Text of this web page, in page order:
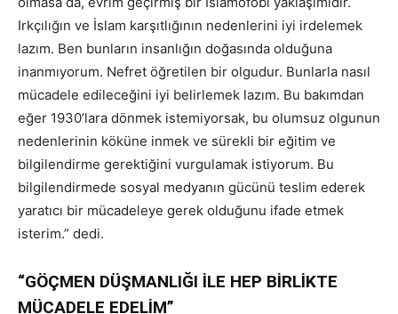
Irkçılığın ve İslam karşıtlığının nedenlerini iyi irdelemek
lazım. Ben bunların insanlığın doğasında olduğuna
inanmıyorum. Nefret öğretilen bir olgudur. Bunlarla nasıl
mücadele edileceğini iyi belirlemek lazım. Bu bakımdan
eğer 1930’lara dönmek istemiyorsak, bu olumsuz olgunun
nedenlerinin köküne inmek ve sürekli bir eğitim ve
bilgilendirme gerektiğini vurgulamak istiyorum. Bu
bilgilendirmede sosyal medyanın gücünü teslim ederek
yaratıcı bir mücadeleye gerek olduğunu ifade etmek
isterim.” dedi.
“GÖÇMEN DÜŞMANLIĞI İLE HEP BİRLİKTE
MÜCADELE EDELİM”